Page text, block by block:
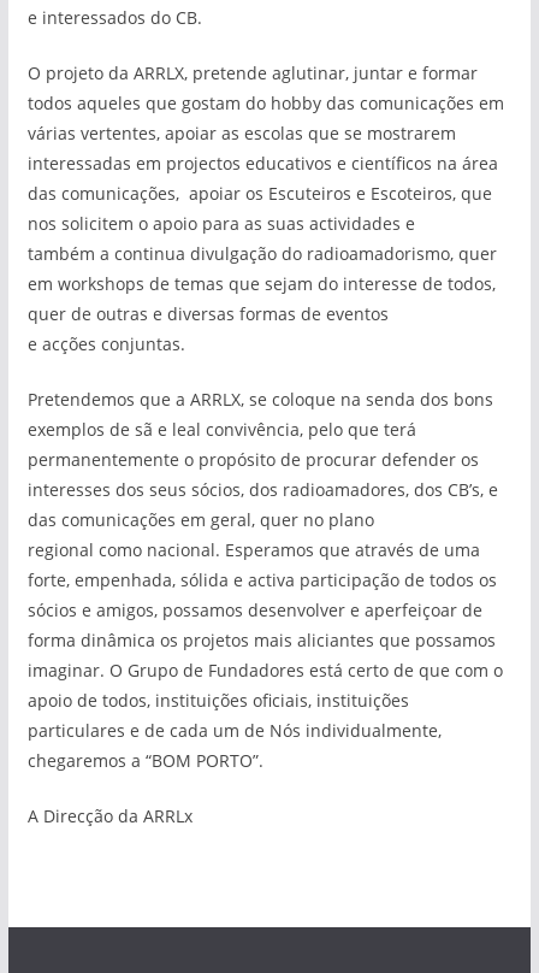
e interessados do CB.
O projeto da ARRLX, pretende aglutinar, juntar e formar
todos aqueles que gostam do hobby das comunicações em
várias vertentes, apoiar as escolas que se mostrarem
interessadas em projectos educativos e científicos na área
das comunicações, apoiar os Escuteiros e Escoteiros, que
nos solicitem o apoio para as suas actividades e
também a continua divulgação do radioamadorismo, quer
em workshops de temas que sejam do interesse de todos,
quer de outras e diversas formas de eventos
e acções conjuntas.
Pretendemos que a ARRLX, se coloque na senda dos bons
exemplos de sã e leal convivência, pelo que terá
permanentemente o propósito de procurar defender os
interesses dos seus sócios, dos radioamadores, dos CB’s, e
das comunicações em geral, quer no plano
regional como nacional. Esperamos que através de uma
forte, empenhada, sólida e activa participação de todos os
sócios e amigos, possamos desenvolver e aperfeiçoar de
forma dinâmica os projetos mais aliciantes que possamos
imaginar. O Grupo de Fundadores está certo de que com o
apoio de todos, instituições oficiais, instituições
particulares e de cada um de Nós individualmente,
chegaremos a “BOM PORTO”.
A Direcção da ARRLx